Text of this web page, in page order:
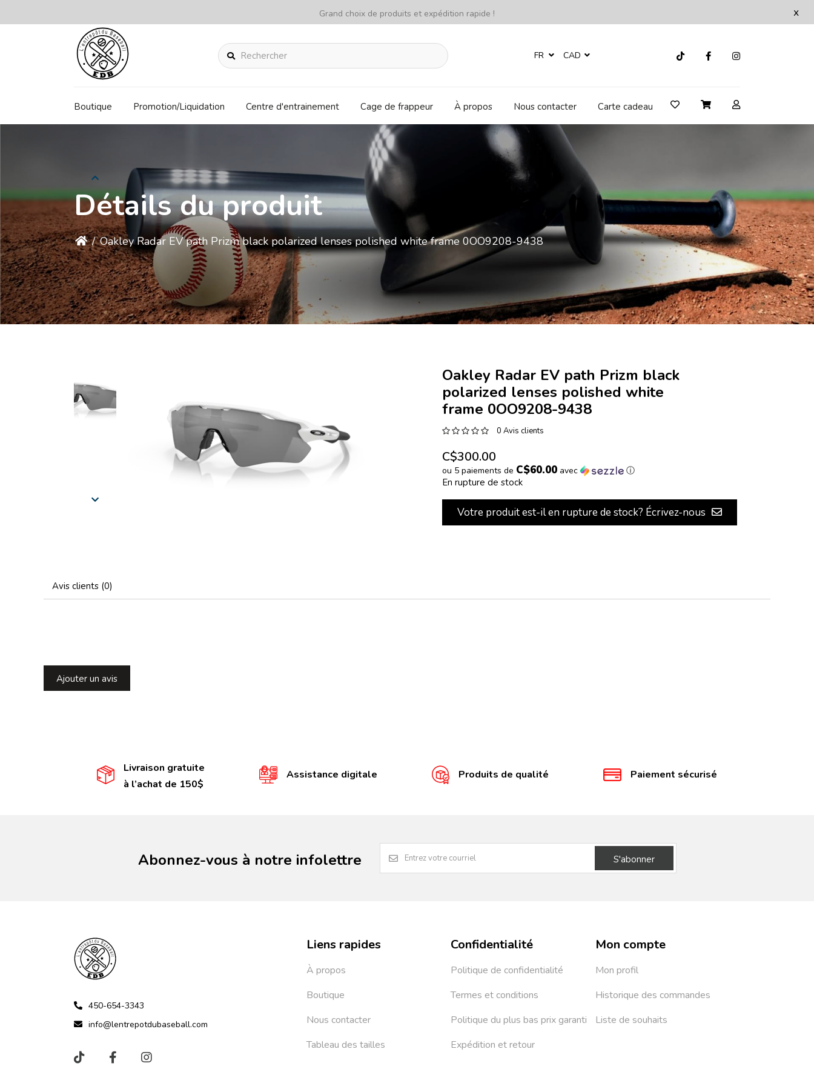
x
Grand choix de produits et expédition rapide !
Rechercher FR CAD
Boutique Promotion/Liquidation Centre d'entrainement Cage de frappeur À propos Nous contacter Carte cadeau
Détails du produit
/ Oakley Radar EV path Prizm black polarized lenses polished white frame 0OO9208-9438
Oakley Radar EV path Prizm black
polarized lenses polished white
frame 0OO9208-9438
0 Avis clients
C$300.00
ou 5 paiements de C$60.00avec ⓘ
En rupture de stock
Votre produit est-il en rupture de stock? Écrivez-nous
Avis clients (0)
Ajouter un avis
Livraison gratuite
à l’achat de 150$
Assistance digitale Produits de qualité Paiement sécurisé
Abonnez-vous à notre infolettre S'abonner
450-654-3343
info@lentrepotdubaseball.com
Liens rapides
À propos
Boutique
Nous contacter
Tableau des tailles
Confidentialité
Politique de confidentialité
Termes et conditions
Politique du plus bas prix garanti
Expédition et retour
Mon compte
Mon profil
Historique des commandes
Liste de souhaits